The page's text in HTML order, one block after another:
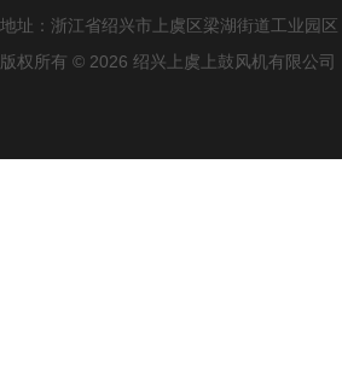
地址：浙江省绍兴市上虞区梁湖街道工业园区
版权所有 © 2026 绍兴上虞上鼓风机有限公司